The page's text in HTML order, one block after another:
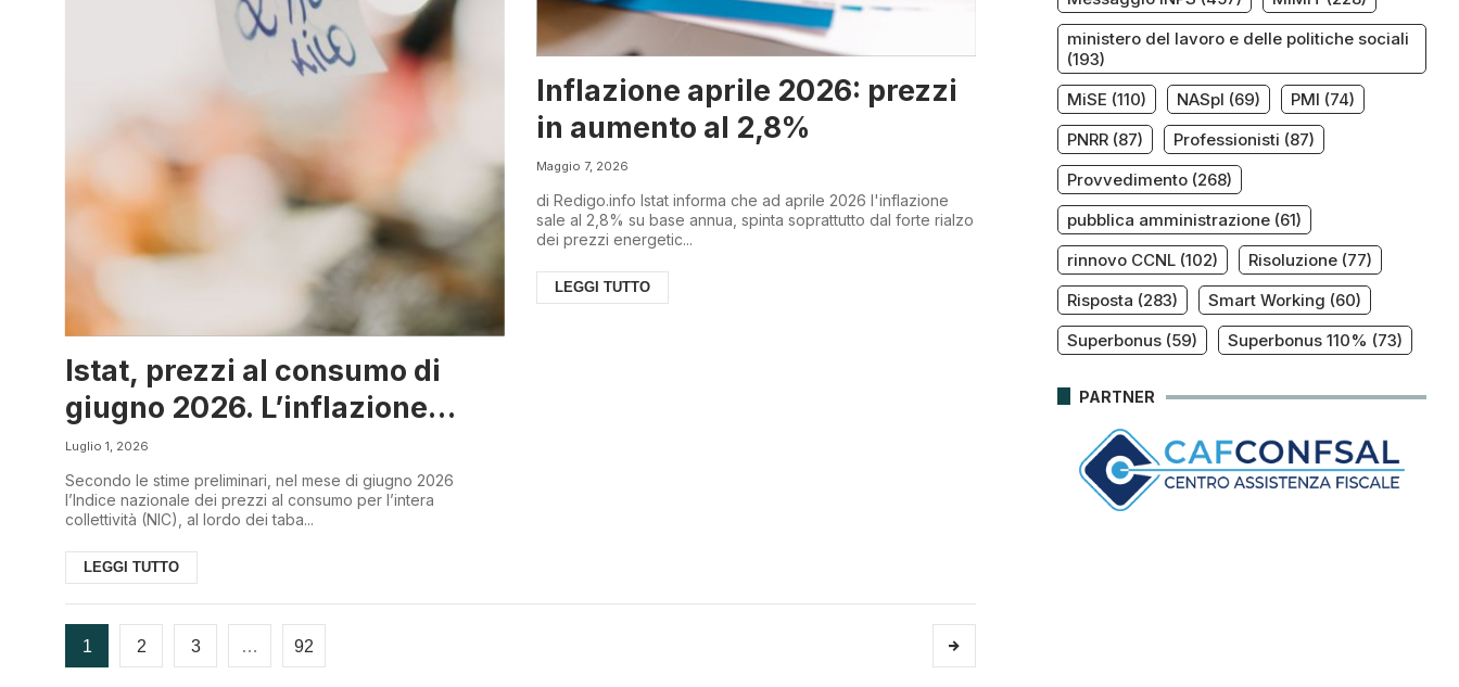
Istat, prezzi al consumo di
giugno 2026. L’inflazione
rallenta
Luglio 1, 2026
Secondo le stime preliminari, nel mese di giugno 2026
l’Indice nazionale dei prezzi al consumo per l’intera
collettività (NIC), al lordo dei taba...
LEGGI TUTTO
Inflazione aprile 2026: prezzi
in aumento al 2,8%
Maggio 7, 2026
di Redigo.info Istat informa che ad aprile 2026 l'inflazione
sale al 2,8% su base annua, spinta soprattutto dal forte rialzo
dei prezzi energetic...
LEGGI TUTTO
1 2 3 … 92
ministero del lavoro e delle politiche sociali
(193)
MiSE (110) NASpI (69) PMI (74)
PNRR(87) Professionisti (87)
Provvedimento(268)
pubblica amministrazione(61)
rinnovo CCNL(102) Risoluzione(77)
Risposta (283) Smart Working (60)
Superbonus(59) Superbonus 110% (73)
PARTNER